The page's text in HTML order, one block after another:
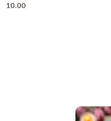
Cena:
10.00